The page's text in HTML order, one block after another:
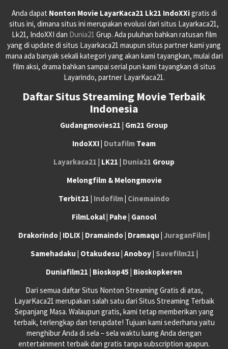
Anda dapat Nonton Movie LayarKaca21 Lk21 IndoXXigratis di
situs ini, dimana situs ini merupakan evolusi dari situs Layarkaca21,
Lk21, IndoXXI dan Dunia21 Grup. Ada puluhan bahkan ratusan film
yang di update di situs Layarkaca21 maupun situs partner kami yang
mana ada banyak sekali kategori yang akan kami tayangkan, mulai dari
film aksi, drama bahkan sampai serial pun kami tayangkan di situs
Layarindo, partner LayarKaca21.
Daftar Situs Streaming Movie Terbaik
Indonesia
Gudangmovies21 | Gm21 Group
IndoXXI | Dutafilm Team
Layarkaca21 | LK21 | Dunia21 Group
Melongfilm & Melongmovie
Terbit21 | Indofilm| Cinemaindo
FilmLokal | Pahe | Ganool
Drakorindo | IDLIX | Dramaindo | Dramaqu | JuraganFilm|
Samehadaku | Otakudesu | Anoboy | Savefilm21 |
Duniafilm21 | Bioskop45 | Bioskopkeren
Dari semua daftar Situs Nonton Streaming Gratis di atas,
LayarKaca21 merupakan salah satu dari Situs Streaming Terbaik
Sepanjang Masa. Walaupun gratis, kami tetap memberikan yang
terbaik, terlengkap dan terupdate! Tujuan kami sederhana yaitu
menghibur Anda di sela – sela waktu luang Anda dengan
entertainment terbaik dan gratis tanpa subscription apapun.